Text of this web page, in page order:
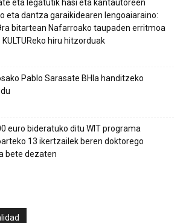
eta legatutik hasi eta kantautoreen
eta dantza garaikidearen lengoaiaraino:
bitartean Nafarroako taupaden erritmoa
hiru hitzorduak
Pablo Sarasate BHIa handitzeko
euro bideratuko ditu WIT programa
13 ikertzailek beren doktorego
bete dezaten